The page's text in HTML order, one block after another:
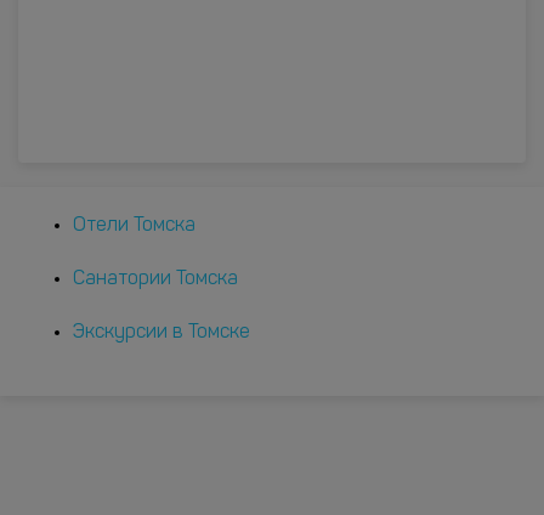
Отели Томска
Санатории Томска
Экскурсии в Томске